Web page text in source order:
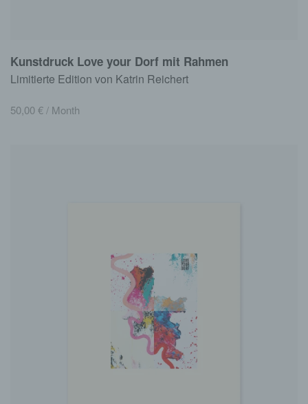
Kunstdruck Love your Dorf mit Rahmen
Limitierte Edition von Katrin Reichert
50,00€/ Month